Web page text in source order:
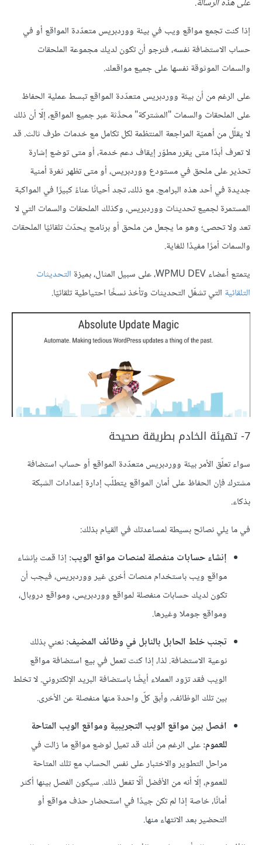
إذا كنت تجمع مواقع ويب في بيئة ووردبريس متعدّدة المواقع أو في
حساب الاستضافة نفسه، فنرجو أن تكون لديك مجموعة الملحقات
والسمات الموثوقة نفسها على جميع مواقعك.
على الرغم من أن بيئة ووردبريس متعدّدة المواقع تبسط عملية الحفاظ
على الملحقات والسمات "المشتركة" محدَّثة عبر جميع المواقع، إلّا أن ذلك
لا يقلّل من أهميّة المراجعة المنتظمة لكل تكامل مع خدمات طرف ثالث. قد
لا تعرف أبدًا متى يقرر مطوّر إيقاف دعم خدمة، أو متى توضع إشارة
تحذير على ملحق في مستودع ووردبريس، أو متى تظهر ثغرة أمنية
جديدة في أحد هذه البرامج. مع ذلك، تجد أحيانًا عناءً كبيرًا في المواكبة
المستمرة لجميع تحديثات ووردبريس، وكذلك الملحقات والسمات التي لا
تعد ولا تحصى؛ وهو ما يجعل من ملحق أو برنامج يحدّث تلقائيًا الملحقات
والسمات أمرًا مفيدًا للغاية.
يتمتع أعضاء WPMU DEV، على سبيل المثال، بميزة
التحديثات
التلقائية التي تشغّل التحديثات وتأخذ نسخًا احتياطية تلقائيّا.
7- تهيئة الخادم بطريقة صحيحة
سواء تعلّق الأمر بيئة ووردبريس متعدّدة المواقع أو حساب استضافة
مشترك فإن الحفاظ على أمان المواقع يتطلّب إدارة إعدادات الشبكة
بذكاء.
في ما يلي نصائح بسيطة لمساعدتك في القيام بذلك:
إنشاء حسابات منفصلة لمنصات مواقع الويب: إذا قمت بإنشاء
مواقع ويب باستخدام منصات أخرى غير ووردبريس، فيجب أن
تكون لديك حسابات منفصلة لمواقع ووردبريس، ومواقع دروبال،
ومواقع جوملا وغيرها.
تجنب خلط الحابل بالنابل في وظائف المضيف:نعني بذلك
نوعية الاستضافة. لذا، إذا كنت تعمل في بيع استضافة مواقع
الويب فقد تزود العملاء أيضًا باستضافة البريد الإلكتروني. لا تخلط
بين تلك الوظائف، وأبق كلّ واحدة منها منفصلة عن الأخرى.
افصل بين مواقع الويب التجريبية ومواقع الويب المتاحة
للعموم:على الرغم من أنك قد تميل لوضع مواقع ما زالت في
مراحل التطوير والاختبار على نفس الحساب مع تلك المتاحة
للعموم، إلّا أنه من الأفضل ألّا تفعل ذلك. سيكون الفصل بينها أكثر
أمانًا، خاصة إذا لم تكن جيدًا في استحضار حذف مواقع أو
التحضير بعد الانتهاء منها.